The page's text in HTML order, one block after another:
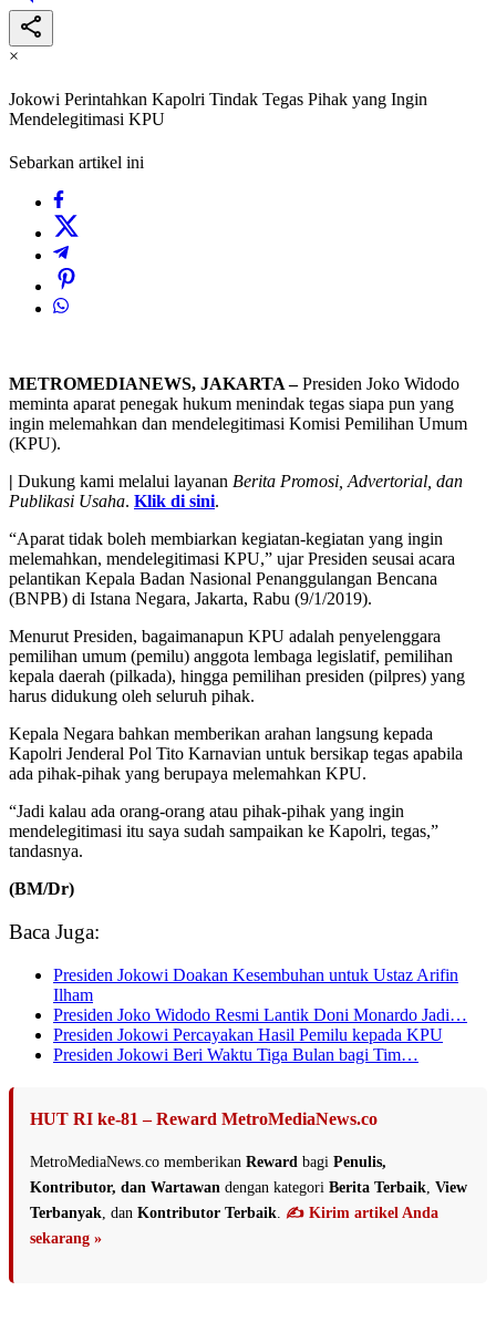
×
Jokowi Perintahkan Kapolri Tindak Tegas Pihak yang Ingin
Mendelegitimasi KPU
Sebarkan artikel ini
METROMEDIANEWS, JAKARTA –Presiden Joko Widodo
meminta aparat penegak hukum menindak tegas siapa pun yang
ingin melemahkan dan mendelegitimasi Komisi Pemilihan Umum
(KPU).
| Dukung kami melalui layanan Berita Promosi, Advertorial, dan
Publikasi Usaha. Klik di sini.
“Aparat tidak boleh membiarkan kegiatan-kegiatan yang ingin
melemahkan, mendelegitimasi KPU,” ujar Presiden seusai acara
pelantikan Kepala Badan Nasional Penanggulangan Bencana
(BNPB) di Istana Negara, Jakarta, Rabu (9/1/2019).
Menurut Presiden, bagaimanapun KPU adalah penyelenggara
pemilihan umum (pemilu) anggota lembaga legislatif, pemilihan
kepala daerah (pilkada), hingga pemilihan presiden (pilpres) yang
harus didukung oleh seluruh pihak.
Kepala Negara bahkan memberikan arahan langsung kepada
Kapolri Jenderal Pol Tito Karnavian untuk bersikap tegas apabila
ada pihak-pihak yang berupaya melemahkan KPU.
“Jadi kalau ada orang-orang atau pihak-pihak yang ingin
mendelegitimasi itu saya sudah sampaikan ke Kapolri, tegas,”
tandasnya.
(BM/Dr)
Baca Juga:
Presiden Jokowi Doakan Kesembuhan untuk Ustaz Arifin
Ilham
Presiden Joko Widodo Resmi Lantik Doni Monardo Jadi…
Presiden Jokowi Percayakan Hasil Pemilu kepada KPU
Presiden Jokowi Beri Waktu Tiga Bulan bagi Tim…
HUT RI ke-81 – Reward MetroMediaNews.co
MetroMediaNews.co memberikan Reward bagi Penulis,
Kontributor, dan Wartawan dengan kategori Berita Terbaik View
Terbanyak , dan Kontributor Terbaik ✍️ Kirim artikel Anda
sekarang »